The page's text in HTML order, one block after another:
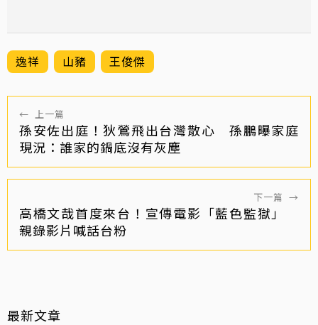
逸祥 山豬 王俊傑
← 上一篇
孫安佐出庭！狄鶯飛出台灣散心 孫鵬曝家庭
現況：誰家的鍋底沒有灰塵
下一篇 →
高橋文哉首度來台！宣傳電影「藍色監獄」
親錄影片喊話台粉
最新文章